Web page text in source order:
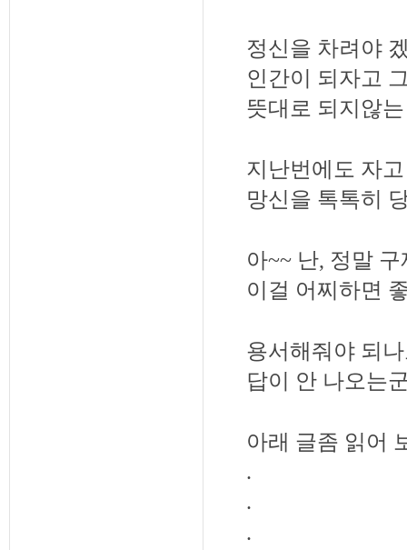
정신을 차려야
인간이 되자고
뜻대로 되지않
지난번에도 자
망신을 톡톡히
아~~ 난, 정말
이걸 어찌하면
용서해줘야 되
답이 안 나오는
아래 글좀 읽어
.
.
.